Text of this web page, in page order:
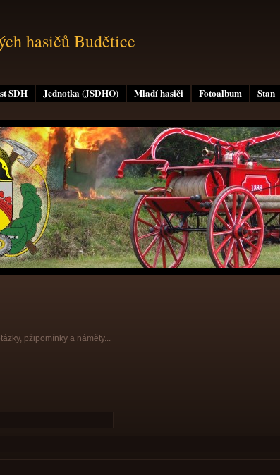
SDH Jednotka (JSDHO) Mladí hasiči Fotoalbum Stan
hasičů Budětice
pžipomínky a náměty...